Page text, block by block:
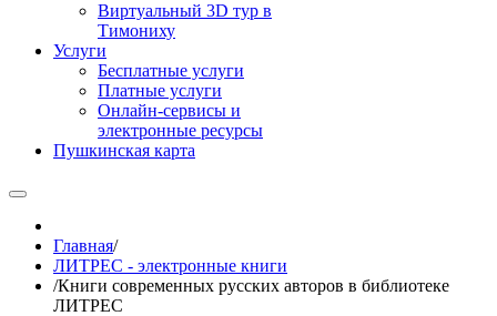
Виртуальный 3D тур в
Тимониху
Услуги
Бесплатные услуги
Платные услуги
Онлайн-сервисы и
электронные ресурсы
Пушкинская карта
Главная/
ЛИТРЕС - электронные книги
/Книги современных русских авторов в библиотеке
ЛИТРЕС